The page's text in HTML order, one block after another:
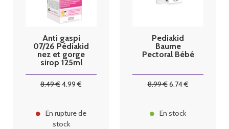
Anti gaspi
07/26 Pédiakid
nez et gorge
sirop 125ml
8.49€4.99 €
En rupture de
stock
Pediakid
Baume
Pectoral Bébé
8.99€6.74€
En stock